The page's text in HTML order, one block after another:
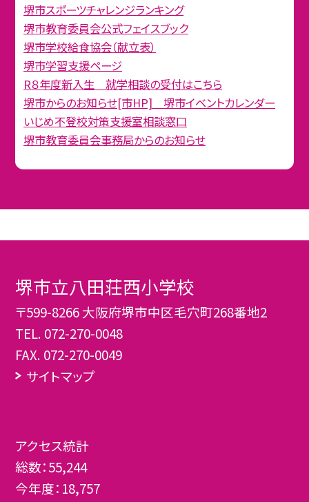
堺市スポーツチャレンジランキング
堺市教育委員会公式フェイスブック
堺市学校給食協会（献立表）
堺市学習支援ページ
R８年度新入生 就学相談の受付はこちら
堺市からのお知らせ[市HP] 堺市イベントカレンダー
いじめ不登校対策支援室相談窓口
堺市教育委員会事務局からのお知らせ
堺市立八田荘西小学校
〒599-8266 大阪府堺市中区毛穴町268番地2
TEL. 072-270-0048
FAX. 072-270-0049
サイトマップ
アクセス統計
総数：55,244
今年度： 18,757